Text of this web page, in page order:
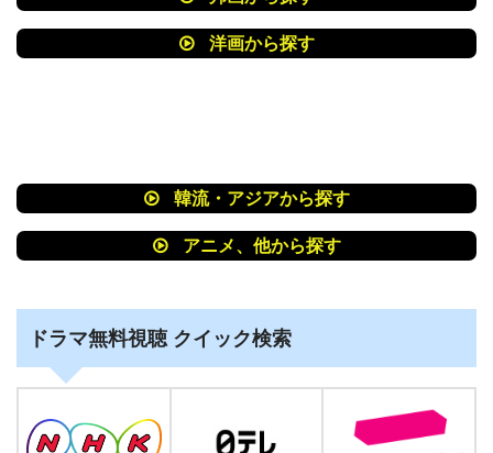
ー・デイ 動画フル無料視聴！
Pandora/Dailymotion/9tsu動画配信サイト最新
新情報
映画 ズタボロ 動画フル無料視聴！
新情報
Pandora/Dailymotion/9tsu動画配信サービス最
新情報
洋画から探す
韓流・アジアから探す
アニメ、他から探す
ドラマ無料視聴 クイック検索